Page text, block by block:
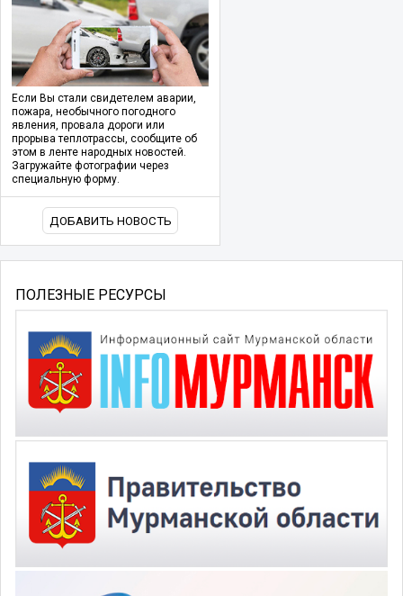
Если Вы стали свидетелем аварии,
пожара, необычного погодного
явления, провала дороги или
прорыва теплотрассы, сообщите об
этом в ленте народных новостей.
Загружайте фотографии через
специальную форму.
ДОБАВИТЬ НОВОСТЬ
ПОЛЕЗНЫЕ РЕСУРСЫ